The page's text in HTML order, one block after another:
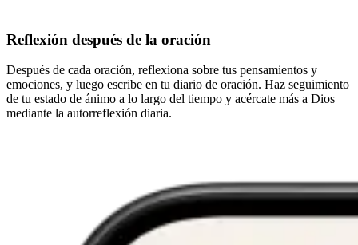
Reflexión después de la oración
Después de cada oración, reflexiona sobre tus pensamientos y
emociones, y luego escribe en tu diario de oración. Haz seguimiento
de tu estado de ánimo a lo largo del tiempo y acércate más a Dios
mediante la autorreflexión diaria.